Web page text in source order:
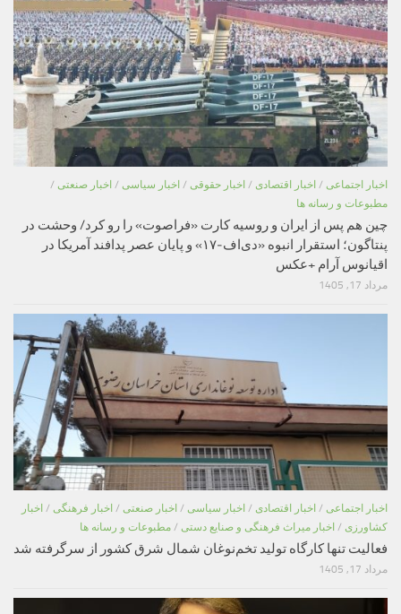
اخبار اجتماعی / اخبار اقتصادی / اخبار حقوقی / اخبار سیاسی / اخبار صنعتی /
مطبوعات و رسانه ها
چین هم پس از ایران و روسیه کارت «فراصوت» را رو کرد/ وحشت در
پنتاگون؛ استقرار انبوه «دی‌اف‑۱۷» و پایان عصر پدافند آمریکا در
اقیانوس آرام +عکس
مرداد 17, 1405
اخبار اجتماعی / اخبار اقتصادی / اخبار سیاسی / اخبار صنعتی / اخبار فرهنگی / اخبار
کشاورزی / اخبار میراث فرهنگی و صنایع دستی / مطبوعات و رسانه ها
فعالیت تنها کارگاه تولید تخم‌نوغان شمال شرق کشور از سرگرفته شد
مرداد 17, 1405